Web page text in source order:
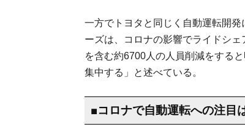
一方でトヨタと同じく自動運転開発
ーズは、コロナの影響でライドシ
を含む約6700人の人員削減をする
集中する」と述べている。
■コロナで自動運転への注目